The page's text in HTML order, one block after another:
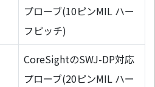
プローブ(10ピンMIL ハー
フピッチ)
CoreSightのSWJ-DP対応
プローブ(20ピンMIL ハー